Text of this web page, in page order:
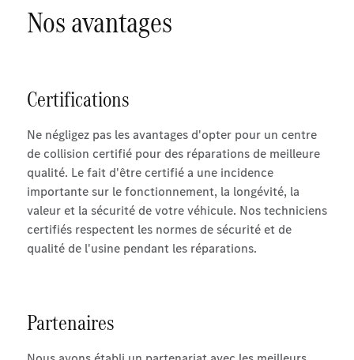
Nos avantages
Certifications
Ne négligez pas les avantages d'opter pour un centre
de collision certifié pour des réparations de meilleure
qualité. Le fait d'être certifié a une incidence
importante sur le fonctionnement, la longévité, la
valeur et la sécurité de votre véhicule. Nos techniciens
certifiés respectent les normes de sécurité et de
qualité de l'usine pendant les réparations.
Partenaires